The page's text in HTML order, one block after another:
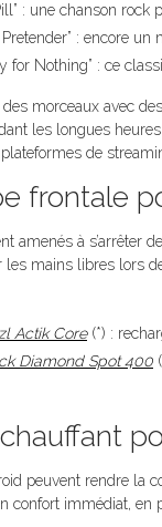
: une chanson
: encore
for Nothing” : ce
morceaux avec
les longues
plateformes de
frontale
amenés à
les mains libres lors
Actik Core(*) :
Diamond Spot 400
peuvent rendre la
confort immédiat, en